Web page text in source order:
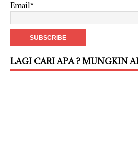
Email*
LAGI CARI APA ? MUNGKIN